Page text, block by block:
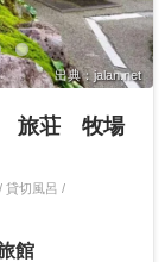
出典：jalan.net
旅荘 牧場
貸切風呂 /
館